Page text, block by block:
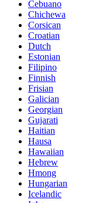
Cebuano
Chichewa
Corsican
Croatian
Dutch
Estonian
Filipino
Finnish
Frisian
Galician
Georgian
Gujarati
Haitian
Hausa
Hawaiian
Hebrew
Hmong
Hungarian
Icelandic